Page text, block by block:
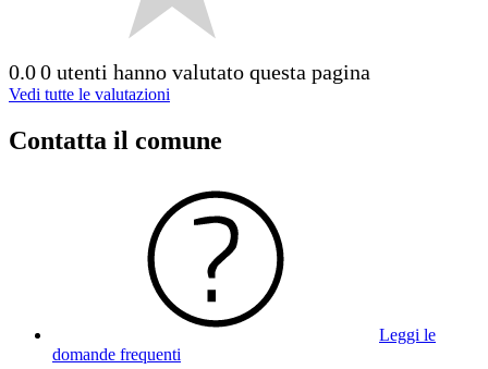
0.00 utenti hanno valutato questa pagina
Vedi tutte le valutazioni
Contatta il comune
Leggi le
domande frequenti